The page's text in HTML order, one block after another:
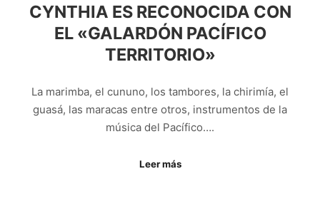
CYNTHIA ES RECONOCIDA CON
EL «GALARDÓN PACÍFICO
TERRITORIO»
La marimba, el cununo, los tambores, la chirimía, el
guasá, las maracas entre otros, instrumentos de la
música del Pacífico….
Leer más